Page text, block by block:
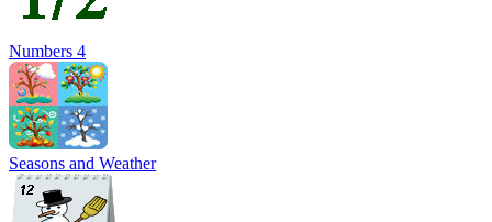
Numbers 4
Seasons and Weather